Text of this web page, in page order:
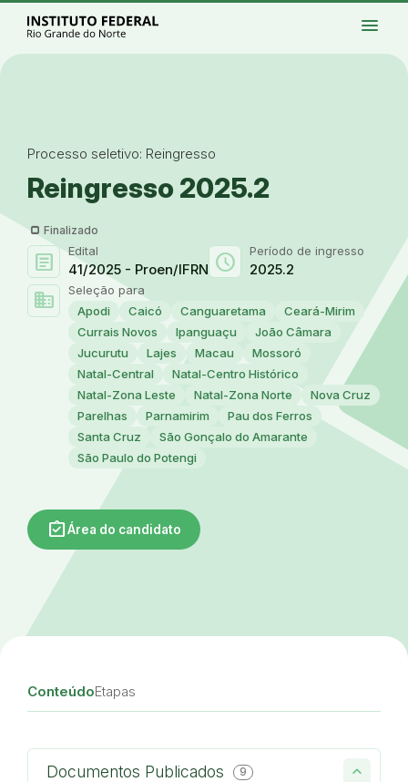
Ir para a página inicial
Ir para a busca
Ir para o conteúdo
Acessibilidade
menu
Menu
Processo seletivo: Reingresso
Reingresso 2025.2
Finalizado
article Edital
41/2025 - Proen/IFRN schedule Período de ingresso
2025.2
domain
Seleção para
Apodi
Caicó Canguaretama
Ceará-Mirim
Currais Novos
Ipanguaçu
João Câmara
Jucurutu
Lajes Macau
Mossoró
Natal-Central
Natal-Centro Histórico
Natal-Zona Leste
Natal-Zona Norte
Nova Cruz
Parelhas
Parnamirim
Pau dos Ferros
Santa Cruz
São Gonçalo do Amarante
São Paulo do Potengi
assignment_turned_inÁrea do candidato
ConteúdoEtapas
Documentos Publicados 9